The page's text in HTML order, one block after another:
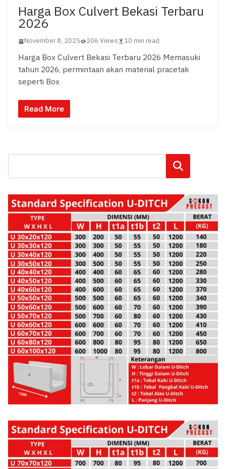
Harga Box Culvert Bekasi Terbaru
2026
November 8, 2025 206 Views 10 min read
Harga Box Culvert Bekasi Terbaru 2026 Memasuki
tahun 2026, permintaan akan material pracetak
seperti Box
Read More
Cari